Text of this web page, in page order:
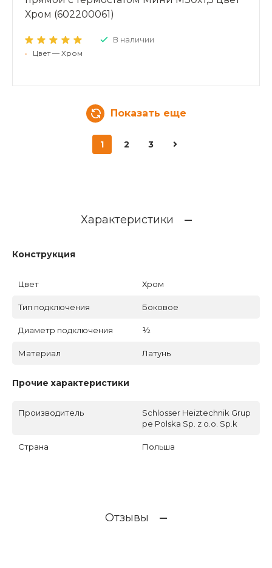
Хром (602200061)
В наличии
• Цвет — Хром
Показать еще
1 2 3
Характеристики
Конструкция
Цвет Хром
Тип подключения Боковое
Диаметр подключения ½
Материал Латунь
Прочие характеристики
Производитель
Schlosser Heiztechnik Grup
pe Polska Sp. z o.o. Sp.k
Страна Польша
Отзывы